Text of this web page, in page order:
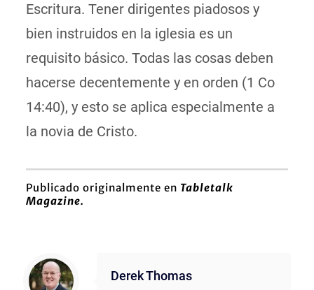
Escritura. Tener dirigentes piadosos y
bien instruidos en la iglesia es un
requisito básico. Todas las cosas deben
hacerse decentemente y en orden (1 Co
14:40), y esto se aplica especialmente a
la novia de Cristo.
Publicado originalmente en Tabletalk
Magazine.
Derek Thomas